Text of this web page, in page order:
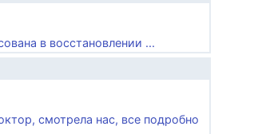
в восстановлении ...
смотрела нас, все подробно